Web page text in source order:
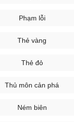
Phạm lỗi
Thẻ vàng
Thẻ đỏ
Thủ môn cản phá
Ném biên